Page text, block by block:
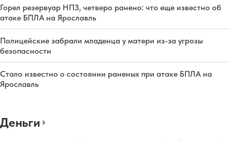
Горел резервуар НПЗ, четверо ранено: что еще известно об
атаке БПЛА на Ярославль
Полицейские забрали младенца у матери из-за угрозы
безопасности
Стало известно о состоянии раненых при атаке БПЛА на
Ярославль
Деньги